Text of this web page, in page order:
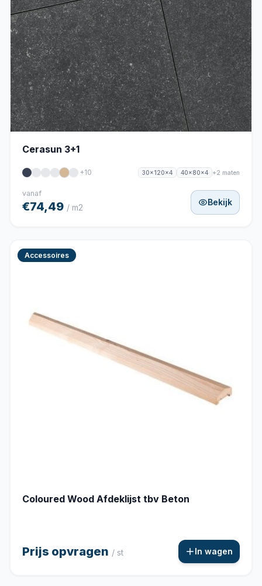
Cerasun 3+1
+10 30x120x4 40x80x4 +2 maten
vanaf
€74,49 / m2
Bekijk
Accessoires
Coloured Wood Afdeklijst tbv Beton
Prijs opvragen / st In wagen